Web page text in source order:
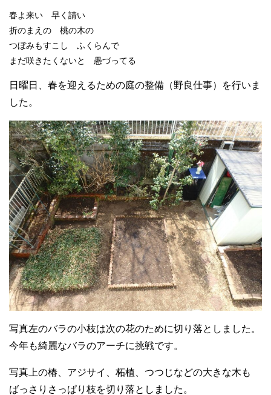
春よ来い 早く請い
折のまえの 桃の木の
つぼみもすこし ふくらんで
まだ咲きたくないと 愚づってる
日曜日、春を迎えるための庭の整備（野良仕事）を行いま
した。
写真左のバラの小枝は次の花のために切り落としました。
今年も綺麗なバラのアーチに挑戦です。
写真上の椿、アジサイ、柘植、つつじなどの大きな木も
ばっさりさっぱり枝を切り落としました。